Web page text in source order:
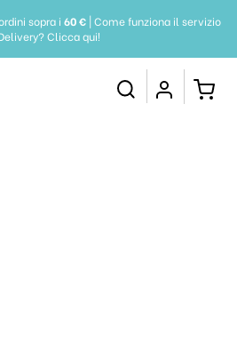
sopra i 60 €| Come funziona il servizio
Clicca qui!